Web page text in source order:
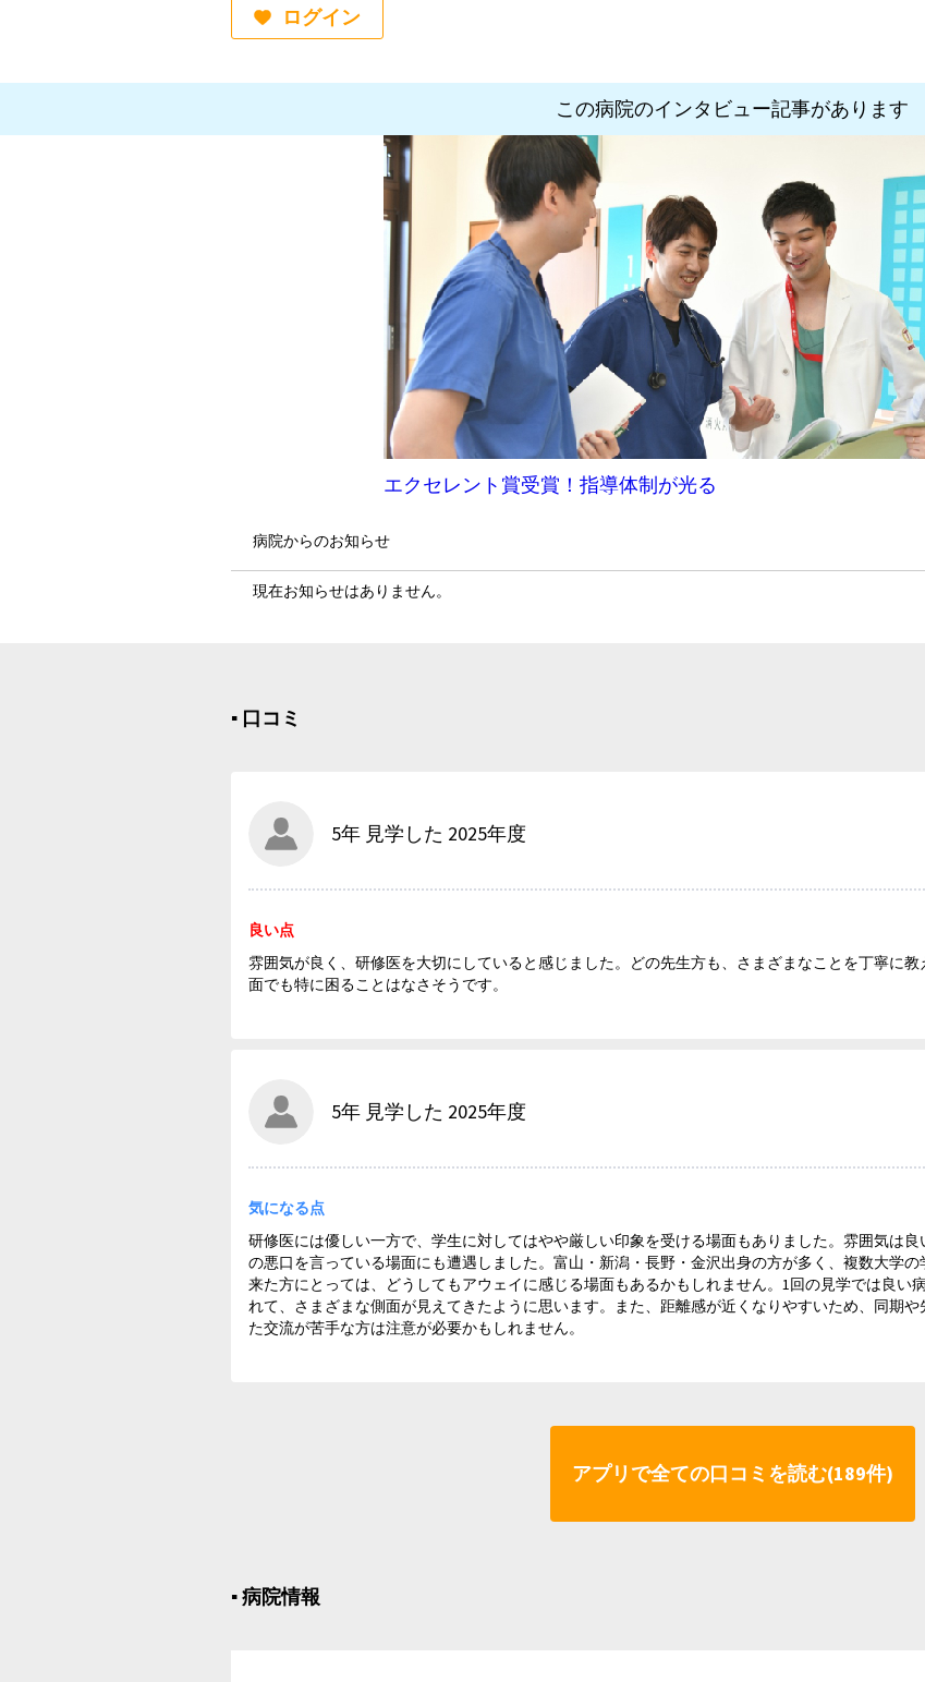
ログイン
この病院のインタビュー記事があります
エクセレント賞受賞！指導体制が光る
病院からのお知らせ
現在お知らせはありません。
▪︎ 口コミ
5年 見学した 2025年度
良い点
雰囲気が良く、研修医を大切にしていると感じました。どの先生方も、さまざまなことを丁寧に
面でも特に困ることはなさそうです。
5年 見学した 2025年度
気になる点
研修医には優しい一方で、学生に対してはやや厳しい印象を受ける場面もありました。雰囲気は
の悪口を言っている場面にも遭遇しました。富山・新潟・長野・金沢出身の方が多く、複数大学
来た方にとっては、どうしてもアウェイに感じる場面もあるかもしれません。1回の見学では良い
れて、さまざまな側面が見えてきたように思います。また、距離感が近くなりやすいため、同期
た交流が苦手な方は注意が必要かもしれません。
アプリで全ての口コミを読む(189件)
▪︎ 病院情報